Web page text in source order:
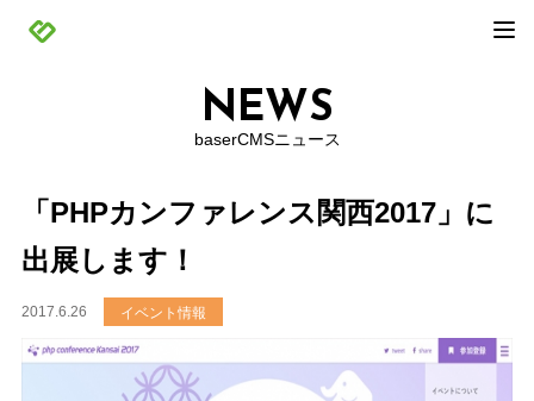
NEWS
baserCMSニュース
「PHPカンファレンス関西2017」に
出展します！
2017.6.26 イベント情報